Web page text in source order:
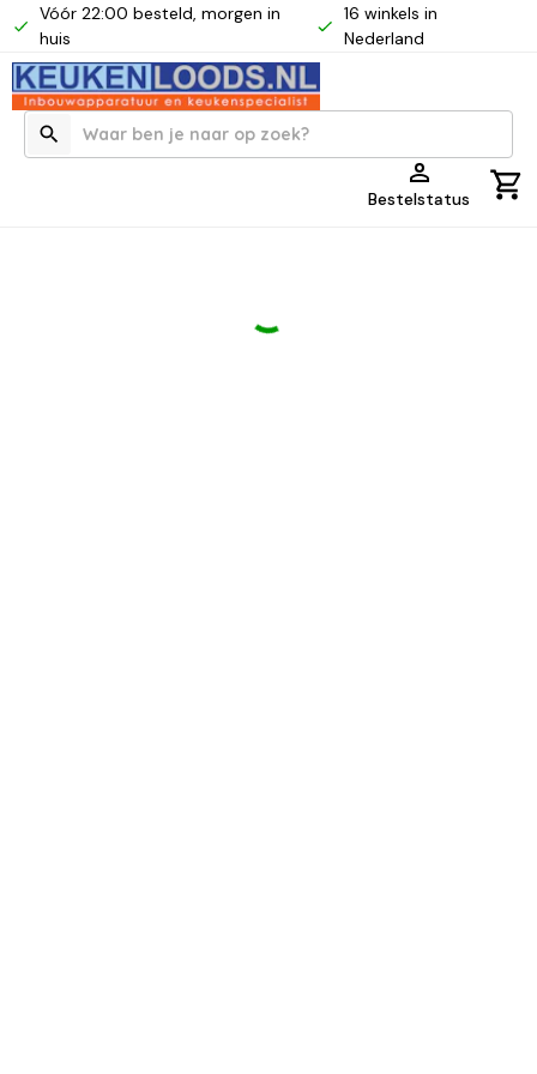
Vóór 22:00 besteld, morgen in
huis
16 winkels in
Nederland
Bestelstatus